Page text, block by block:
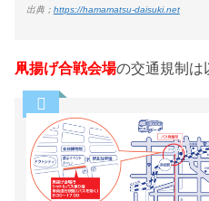
出典； https://hamamatsu-daisuki.net
凧揚げ合戦会場の交通規制は